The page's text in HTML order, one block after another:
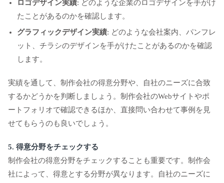
ロゴデザイン実績: どのような企業のロゴデザインを手がけ
たことがあるのかを確認します。
グラフィックデザイン実績: どのような会社案内、パンフレ
ット、チラシのデザインを手がけたことがあるのかを確認
します。
実績を通して、制作会社の得意分野や、自社のニーズに合致
するかどうかを判断しましょう。制作会社のWebサイトやポ
ートフォリオで確認できるほか、直接問い合わせて事例を見
せてもらうのも良いでしょう。
5. 得意分野をチェックする
制作会社の得意分野をチェックすることも重要です。制作会
社によって、得意とする分野が異なります。自社のニーズに